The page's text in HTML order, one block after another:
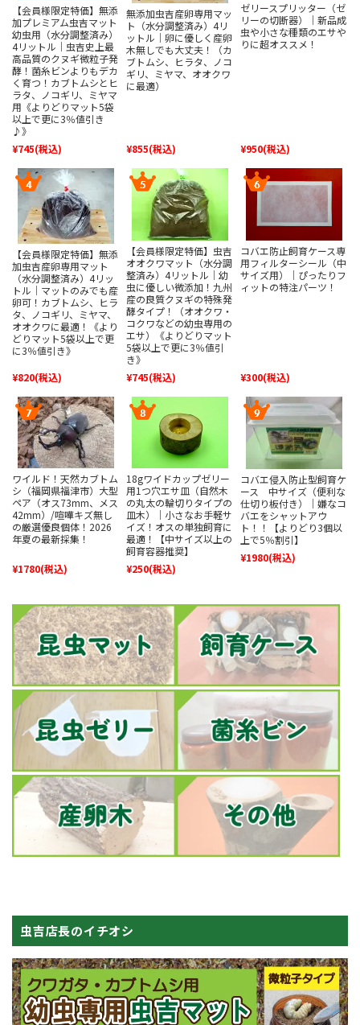
【会員様限定特価】無添
加プレミアム虫吉マット
幼虫用（水分調整済み）
4リットル｜虫吉史上最
高品質のクヌギ微粒子発
酵！菌糸ビンよりもデカ
く育つ！カブトムシとヒ
ラタ、ノコギリ、ミヤマ
用《よりどりマット5袋
以上で更に3％値引き
♪》
¥745(税込)
無添加虫吉産卵専用マッ
ト（水分調整済み）4リ
ットル｜卵に優しく産卵
木無しでも大丈夫！（カ
ブトムシ、ヒラタ、ノコ
ギリ、ミヤマ、オオクワ
に最適）
¥855(税込)
ゼリースプリッター（ゼ
リーの切断器）｜新品成
虫や小さな種類のエサや
りに超オススメ！
¥950(税込)
【会員様限定特価】無添
加虫吉産卵専用マット
（水分調整済み）4リッ
トル｜マットのみでも産
卵可！カブトムシ、ヒラ
タ、ノコギリ、ミヤマ、
オオクワに最適！《より
どりマット5袋以上で更
に3％値引き》
¥820(税込)
【会員様限定特価】虫吉
オオクワマット（水分調
整済み）4リットル｜幼
虫に優しい微添加！九州
産の良質クヌギの特殊発
酵タイプ！（オオクワ・
コクワなどの幼虫専用の
エサ）《よりどりマット
5袋以上で更に3％値引
き》
¥745(税込)
コバエ防止飼育ケース専
用フィルターシール（中
サイズ用）｜ぴったりフ
ィットの特注パーツ！
¥300(税込)
ワイルド！天然カブトム
シ（福岡県福津市）大型
ペア（オス73mm、メス
42mm）/喧嘩キズ無し
の厳選優良個体！2026
年夏の最新採集！
¥1780(税込)
18gワイドカップゼリー
用1つ穴エサ皿（自然木
の丸太の輪切りタイプの
皿木）｜小さなお手軽サ
イズ！オスの単独飼育に
最適！【中サイズ以上の
飼育容器推奨】
¥250(税込)
コバエ侵入防止型飼育ケ
ース 中サイズ（便利な
仕切り板付き）｜嫌なコ
バエをシャットアウ
ト！！【よりどり3個以
上で5％割引】
¥1980(税込)
虫吉店長のイチオシ